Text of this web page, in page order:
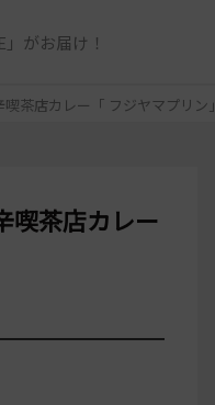
がお届け！
茶店カレー「 フジヤマプリン」
喫茶店カレー